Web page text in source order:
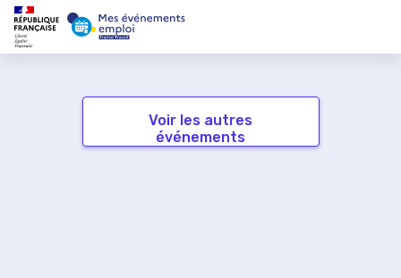
Voir les autres
événements